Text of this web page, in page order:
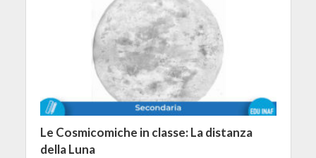
Le Cosmicomiche in classe: La distanza
della Luna